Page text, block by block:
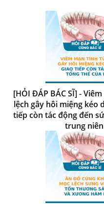
[HỎI ĐÁP BÁC SĨ] -
lệch gây hôi miệng kéo
tiếp còn tác động đến
trung